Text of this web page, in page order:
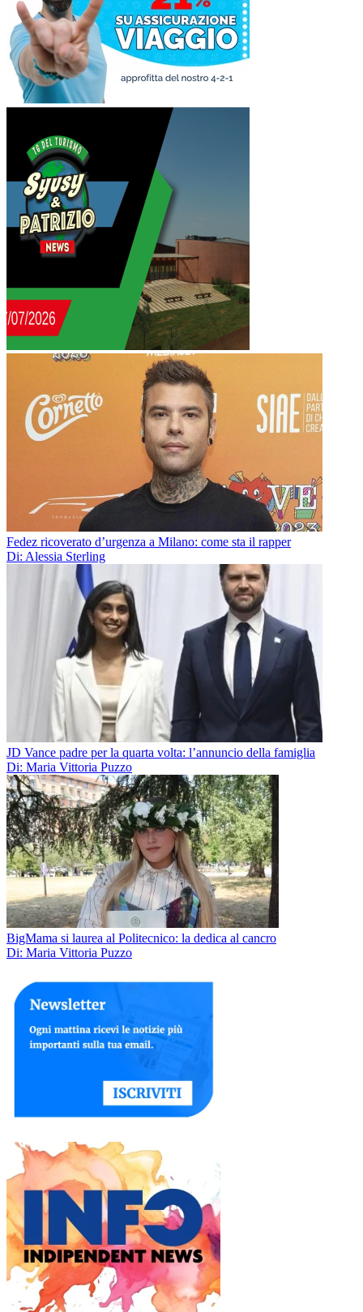
Fedez ricoverato d’urgenza a Milano: come sta il rapper
Di: Alessia Sterling
JD Vance padre per la quarta volta: l’annuncio della famiglia
Di: Maria Vittoria Puzzo
BigMama si laurea al Politecnico: la dedica al cancro
Di: Maria Vittoria Puzzo